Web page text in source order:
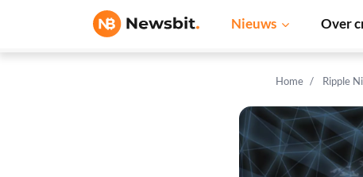
Nieuws Over
Home Ripple